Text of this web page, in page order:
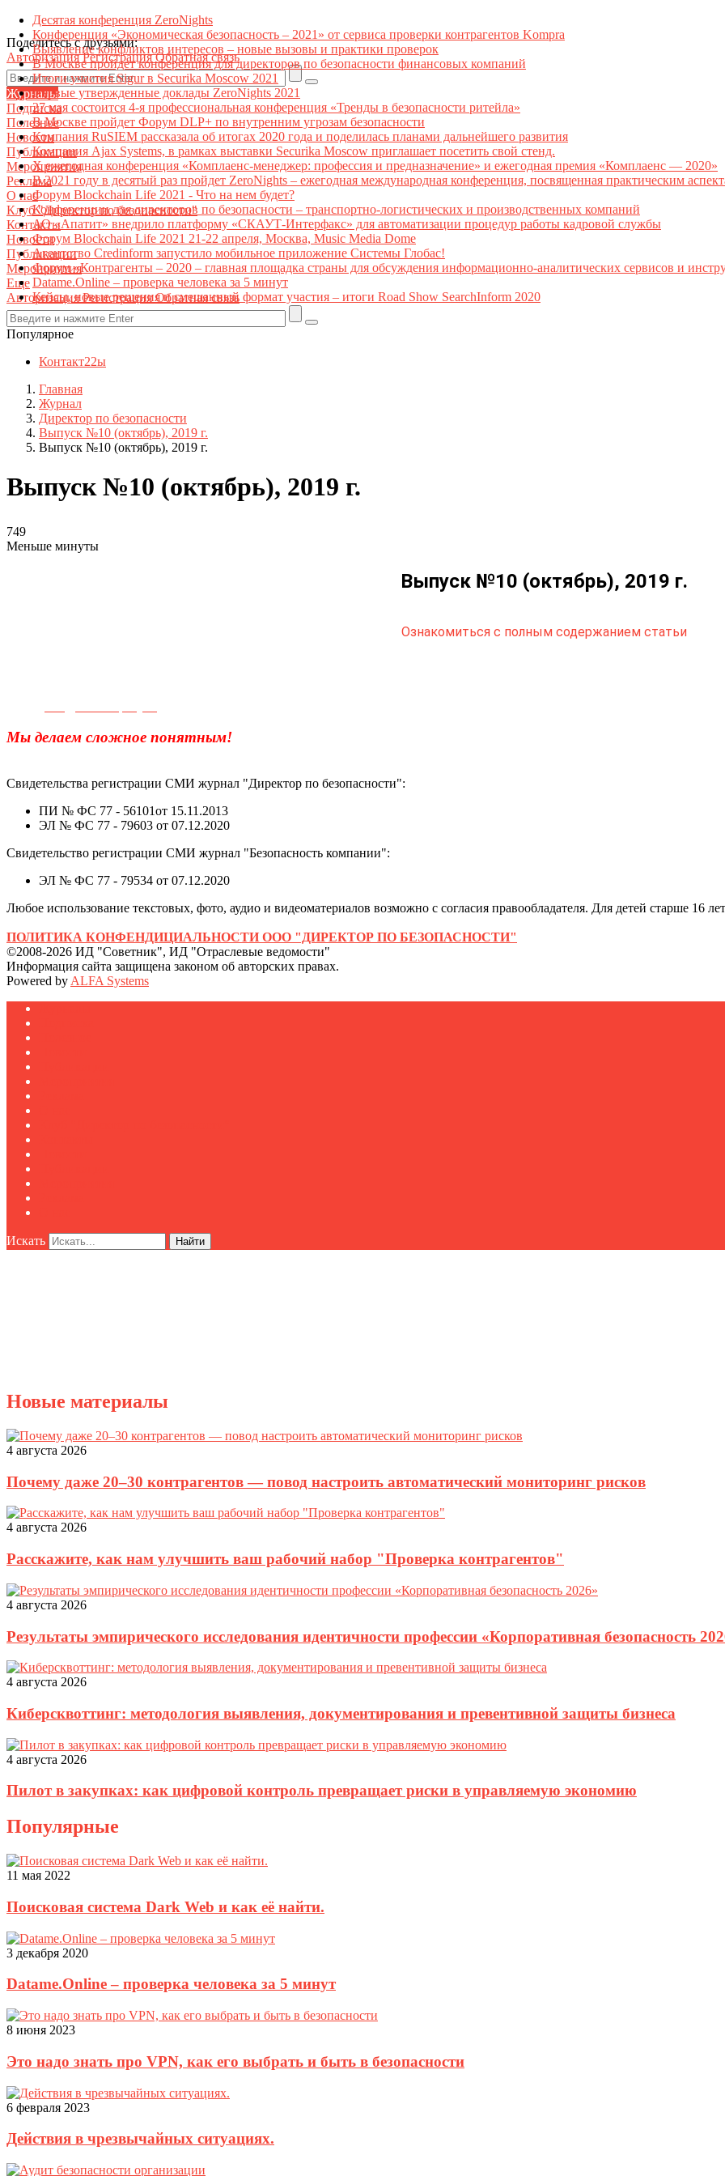
Поделитесь с друзьями:
АвторизацияРегистрацияОбратная связь
Журналы
Подписка
Полезное
Новости
Публикации
Мероприятия
Реклама
О нас
Клуб "Директор по безопасности"
Контакты
Новости
Публикации
Мероприятия
Еще
АвторизацияРегистрацияОбратная связь
Популярное
Десятая конференция ZeroNights
Конференция «Экономическая безопасность – 2021» от сервиса проверки контрагентов Kompra
Выявление конфликтов интересов – новые вызовы и практики проверок
В Москве пройдет конференция для директоров по безопасности финансовых компаний
Итоги участия Sigur в Securika Moscow 2021
Первые утвержденные доклады ZeroNights 2021
27 мая состоится 4-я профессиональная конференция «Тренды в безопасности ритейла»
В Москве пройдет Форум DLP+ по внутренним угрозам безопасности
Компания RuSIEM рассказала об итогах 2020 года и поделилась планами дальнейшего развития
Компания Ajax Systems, в рамках выставки Securika Moscow приглашает посетить свой стенд.
X ежегодная конференция «Комплаенс-менеджер: профессия и предназначение» и ежегодная премия «Комплаенс — 2020»
В 2021 году в десятый раз пройдет ZeroNights – ежегодная международная конференция, посвященная практическим
Форум Blockchain Life 2021 - Что на нем будет?
Конференции для директоров по безопасности – транспортно-логистических и производственных компаний
АО «Апатит» внедрило платформу «СКАУТ-Интерфакс» для автоматизации процедур работы кадровой службы
Форум Blockchain Life 2021 21-22 апреля, Москва, Music Media Dome
Агентство Credinform запустило мобильное приложение Системы Глобас!
Форум «Контрагенты – 2020 – главная площадка страны для обсуждения информационно-аналитических сервисов и
Datame.Online – проверка человека за 5 минут
Кейсы, новые решения и смешанный формат участия – итоги Road Show SearchInform 2020
Контакт22ы
Главная
Журнал
Директор по безопасности
Выпуск №10 (октябрь), 2019 г.
Выпуск №10 (октябрь), 2019 г.
Выпуск №10 (октябрь), 2019 г.
749
Меньше минуты
Выпуск №10 (октябрь), 2019 г.
Ознакомиться с полным содержанием статьи
Мы делаем сложное понятным!
Свидетельства регистрации СМИ журнал "Директор по безопасности":
ПИ № ФС 77 - 56101от 15.11.2013
ЭЛ № ФС 77 - 79603 от 07.12.2020
Свидетельство регистрации СМИ журнал "Безопасность компании":
ЭЛ № ФС 77 - 79534 от 07.12.2020
Любое использование текстовых, фото, аудио и видеоматериалов возможно с согласия правообладателя. Для детей старше 16
ПОЛИТИКА КОНФЕНДИЦИАЛЬНОСТИ ООО "ДИРЕКТОР ПО БЕЗОПАСНОСТИ"
©2008-2026 ИД "Советник", ИД "Отраслевые ведомости"
Информация сайта защищена законом об авторских правах.
Powered by ALFA Systems
Искать Найти
Новые материалы
4 августа 2026
Почему даже 20–30 контрагентов — повод настроить автоматический мониторинг рисков
4 августа 2026
Расскажите, как нам улучшить ваш рабочий набор "Проверка контрагентов"
4 августа 2026
Результаты эмпирического исследования идентичности профессии «Корпоративная безопасность
4 августа 2026
Киберсквоттинг: методология выявления, документирования и превентивной защиты бизнеса
4 августа 2026
Пилот в закупках: как цифровой контроль превращает риски в управляемую экономию
Популярные
11 мая 2022
Поисковая система Dark Web и как её найти.
3 декабря 2020
Datame.Online – проверка человека за 5 минут
8 июня 2023
Это надо знать про VPN, как его выбрать и быть в безопасности
6 февраля 2023
Действия в чрезвычайных ситуациях.